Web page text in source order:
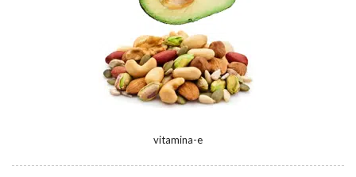
vitamina-e